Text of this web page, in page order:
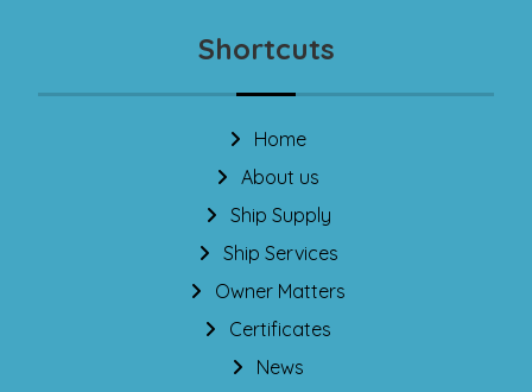
Shortcuts
Home
About us
Ship Supply
Ship Services
Owner Matters
Certificates
News